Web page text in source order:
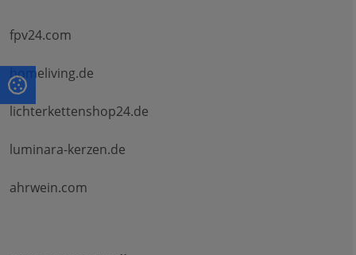
fpv24.com
homeliving.de
lichterkettenshop24.de
luminara-kerzen.de
ahrwein.com